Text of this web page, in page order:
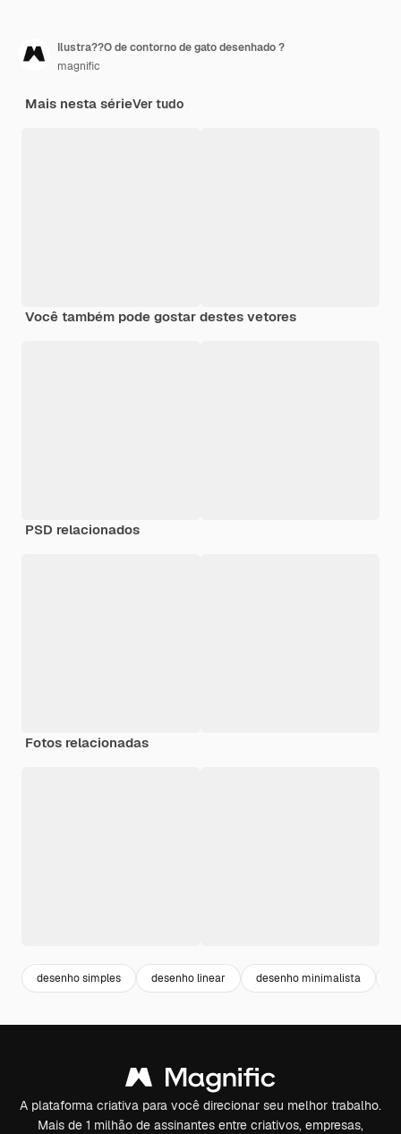
Ilustra??O de contorno de gato desenhado ?
magnific
Mais nesta sérieVer tudo
Você também pode gostar destes vetores
PSD relacionados
Fotos relacionadas
desenho simples desenho linear desenho minimalista
A plataforma criativa para você direcionar seu melhor trabalho.
Mais de 1 milhão de assinantes entre criativos, empresas,